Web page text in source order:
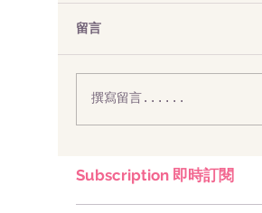
留言
撰寫留言......
Subscription 即時訂閱